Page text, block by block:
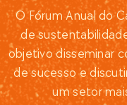
O Fórum Anual do
de
objetivo disseminar
de sucesso e
um setor